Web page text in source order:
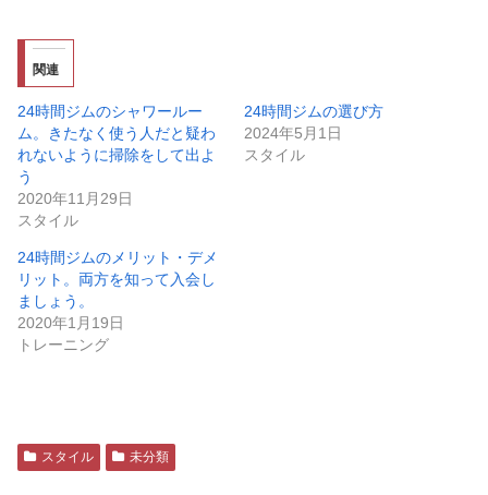
関連
24時間ジムのシャワールー
ム。きたなく使う人だと疑わ
れないように掃除をして出よ
う
2020年11月29日
スタイル
24時間ジムの選び方
2024年5月1日
スタイル
24時間ジムのメリット・デメ
リット。両方を知って入会し
ましょう。
2020年1月19日
トレーニング
スタイル 未分類